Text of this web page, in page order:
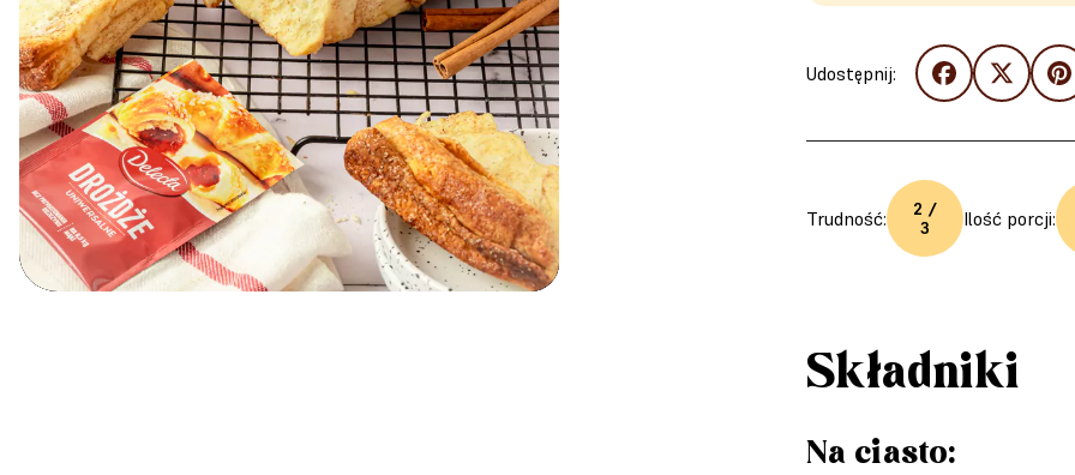
Udostępnij:
Trudność:
2 /
3
Ilość porcji:
Składniki
Na ciasto: